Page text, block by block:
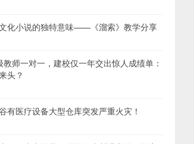
化小说的独特意味——《溜索》教学分享
师一对一，建校仅一年交出惊人成绩单：
头？
有医疗设备大型仓库突发严重火灾！